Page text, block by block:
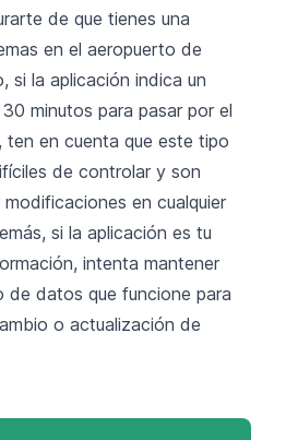
de que tienes una
en el aeropuerto de
si la aplicación indica un
minutos para pasar por el
en cuenta que este tipo
de controlar y son
en cualquier
si la aplicación es tu
intenta mantener
datos que funcione para
o actualización de